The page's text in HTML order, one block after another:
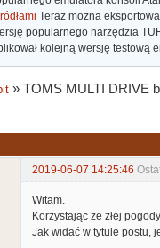
Teraz można
popularnego narzędzia
kolejną wersję testową
»TOMS MULTI DRIVE
2019-06-07 14:25:46
Witam.
Korzystając ze złej
Jak widać w tytule postu,